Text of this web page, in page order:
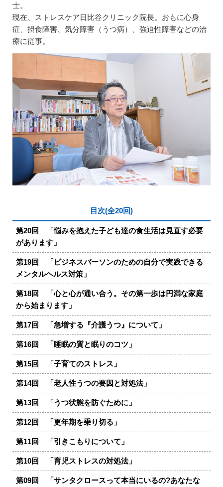
士。
現在、ストレスケア日比谷クリニック院長。おもに心身
症、摂食障害、気分障害（うつ病）、強迫性障害などの治
療に従事。
目次(全20回)
第20回 「悩みを抱えた子ども達の食生活は見直す必要
があります」
第19回 「ビジネスパーソンのための自分で実践できる
メンタルヘルス対策」
第18回 「心と心が通い合う。その第一歩は円満な家庭
から始まります」
第17回 「急増する『介護うつ』について」
第16回 「睡眠の質と眠りのコツ」
第15回 「子育てのストレス」
第14回 「老人性うつの要因と対処法」
第13回 「うつ状態を防ぐために」
第12回 「更年期を乗り切る」
第11回 「引きこもりについて」
第10回 「育児ストレスの対処法」
第09回 「サンタクロースって本当にいるの?あなたな